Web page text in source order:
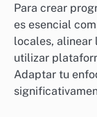
Para crear
es esencial
locales, alinear
utilizar
Adaptar tu